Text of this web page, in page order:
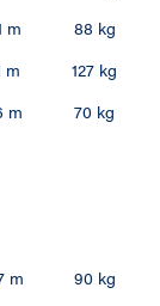
m
88 kg
m
127 kg
m 70 kg
m
90 kg